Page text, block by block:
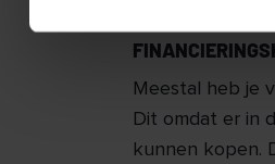
Meestal heb je
Dit omdat er in
kunnen kopen.